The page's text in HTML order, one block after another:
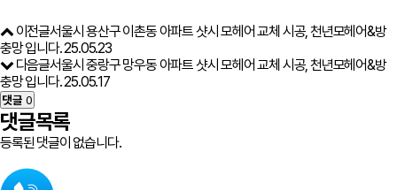
이전글서울시 용산구 이촌동 아파트 샷시 모헤어 교체 시공, 천년모헤어&방
충망 입니다.25.05.23
다음글서울시 중랑구 망우동 아파트 샷시 모헤어 교체 시공, 천년모헤어&방
충망 입니다.25.05.17
댓글 0
댓글목록
등록된 댓글이 없습니다.